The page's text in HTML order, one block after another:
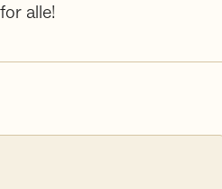
alle!